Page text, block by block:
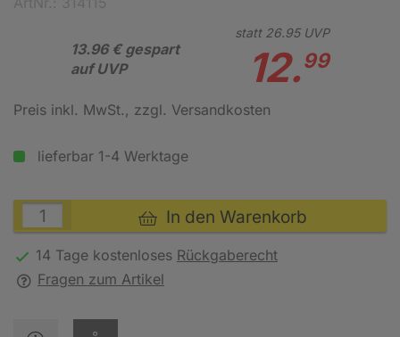
13.96 € gespart
auf UVP
statt 26.95UVP
12.99
Preis inkl. MwSt., zzgl. Versandkosten
lieferbar 1-4 Werktage
In den Warenkorb
14 Tage kostenloses Rückgaberecht
Fragen zum Artikel